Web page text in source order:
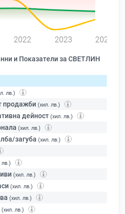
2022 2023 2024
и Показатели за СВЕТЛИН
лв.)
продажби (хил. лв.)
дейност (хил. лв.)
(хил. лв.)
загуба (хил. лв.)
лв.)
(хил. лв.)
(хил. лв.)
(хил. лв.)
(хил. лв.)